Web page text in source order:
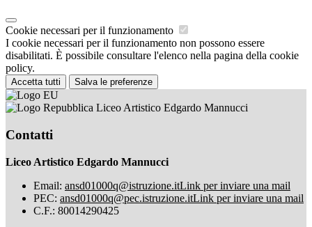
Cookie necessari per il funzionamento
I cookie necessari per il funzionamento non possono essere
disabilitati. È possibile consultare l'elenco nella pagina della cookie
policy.
Accetta tutti Salva le preferenze
Liceo Artistico Edgardo Mannucci
Contatti
Liceo Artistico Edgardo Mannucci
Email: ansd01000q@istruzione.itLink per inviare una mail
PEC: ansd01000q@pec.istruzione.itLink per inviare una mail
C.F.: 80014290425